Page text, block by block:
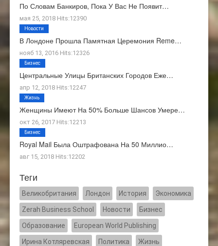
По Словам Банкиров, Пока У Вас Не Появит…
мая 25, 2018 Hits:12390
В Лондоне Прошла Памятная Церемония Reme…
нояб 13, 2016 Hits:12326
Новости
Центральные Улицы Британских Городов Еже…
апр 12, 2018 Hits:12247
Бизнес
Женщины Имеют На 50% Больше Шансов Умере…
окт 26, 2017 Hits:12213
Жизнь
Royal Mail Была Оштрафована На 50 Миллио…
авг 15, 2018 Hits:12202
Бизнес
Теги
Великобритания Лондон История Экономика
Zerah Business School Новости Бизнес
Образование European World Publishing
Ирина Котляревская Политика Жизнь